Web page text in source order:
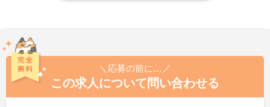
＼応募の前に…／
この求人について問い合わせる